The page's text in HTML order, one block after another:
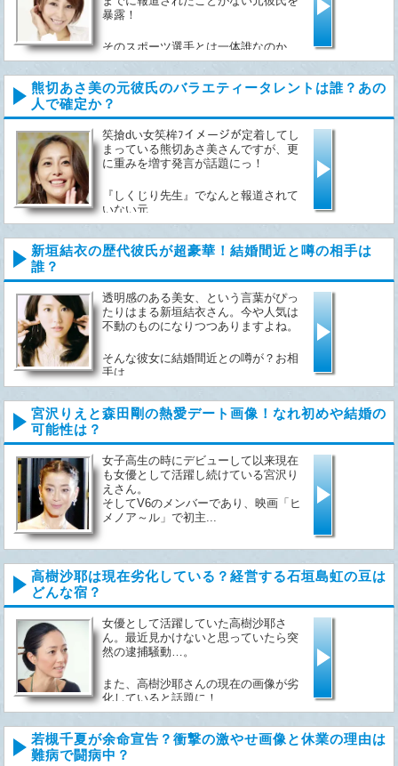
暴露！
そのスポーツ選手とは一体誰なのか...
熊切あさ美の元彼氏のバラエティータレントは誰？あの
人で確定か？
笶搶dい女笶桙ﾌイメージが定着してし
まっている熊切あさ美さんですが、更
に重みを増す発言が話題にっ！
『しくじり先生』でなんと報道されて
いない元...
新垣結衣の歴代彼氏が超豪華！結婚間近と噂の相手は
誰？
透明感のある美女、という言葉がぴっ
たりはまる新垣結衣さん。今や人気は
不動のものになりつつありますよね。
そんな彼女に結婚間近との噂が？お相
手は...
宮沢りえと森田剛の熱愛デート画像！なれ初めや結婚の
可能性は？
女子高生の時にデビューして以来現在
も女優として活躍し続けている宮沢り
えさん。
そしてV6のメンバーであり、映画「ヒ
メノア～ル」で初主...
高樹沙耶は現在劣化している？経営する石垣島虹の豆は
どんな宿？
女優として活躍していた高樹沙耶さ
ん。最近見かけないと思っていたら突
然の逮捕騒動…。
また、高樹沙耶さんの現在の画像が劣
化していると話題に！
経営している石垣島の『虹の豆』とは
どんな宿なのかも併せてツッコミます
っ！...
若槻千夏が余命宣告？衝撃の激やせ画像と休業の理由は
難病で闘病中？